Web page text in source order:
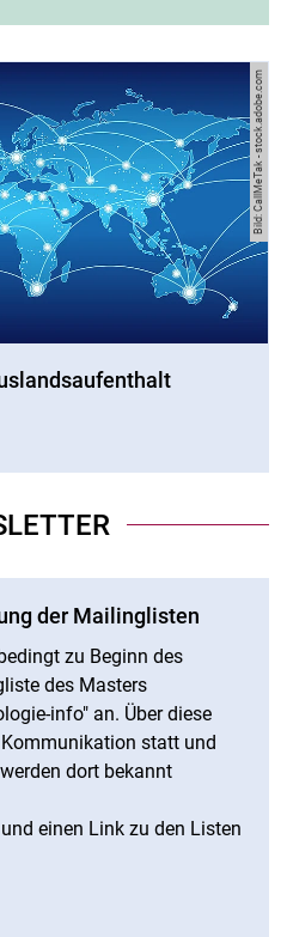
Bild: CallMeTak - stock.adobe.com
der Mailinglisten
zu Beginn des
des Masters
info" an. Über diese
statt und
dort bekannt
einen Link zu den Listen
Mailinglisten: